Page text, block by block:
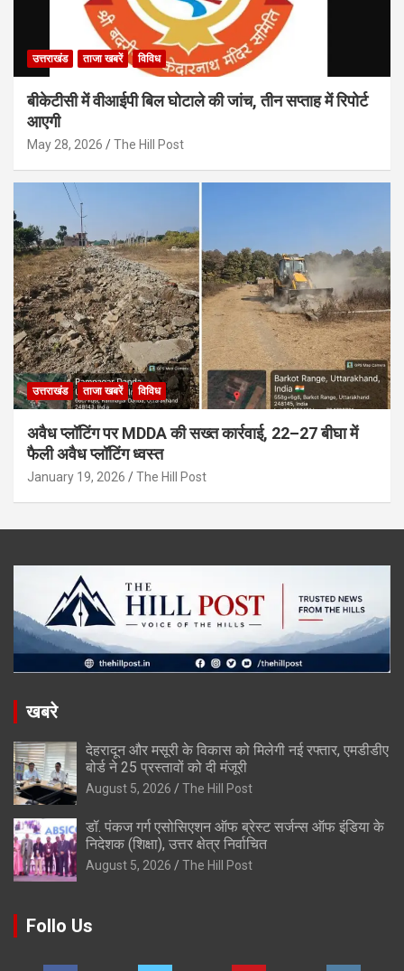
उत्तराखंड ताजा खबरें विविध
बीकेटीसी में वीआईपी बिल घोटाले की जांच, तीन सप्ताह में रिपोर्ट
आएगी
May 28, 2026 The Hill Post
उत्तराखंड ताजा खबरें विविध
अवैध प्लॉटिंग पर MDDA की सख्त कार्रवाई, 22–27 बीघा में
फैली अवैध प्लॉटिंग ध्वस्त
January 19, 2026 The Hill Post
खबरे
देहरादून और मसूरी के विकास को मिलेगी नई रफ्तार, एमडीडीए
बोर्ड ने 25 प्रस्तावों को दी मंजूरी
August 5, 2026 The Hill Post
डॉ. पंकज गर्ग एसोसिएशन ऑफ ब्रेस्ट सर्जन्स ऑफ इंडिया के
निदेशक (शिक्षा), उत्तर क्षेत्र निर्वाचित
August 5, 2026 The Hill Post
Follo Us